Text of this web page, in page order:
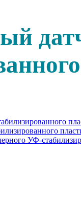
УФ-